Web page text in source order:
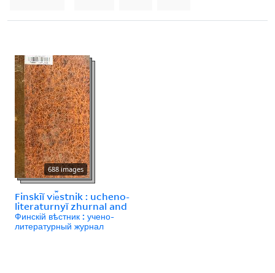
688 images
Finskīĭ vi︠e︡stnik : ucheno-
literaturnyĭ zhurnal and
Финскій вѣстник : учено-
литературный журнал